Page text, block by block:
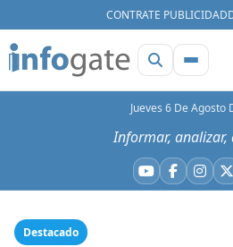
CONTRATE PUBLICIDAD
Jueves 6 De Agosto
Informar,
YouTube X
Destacado